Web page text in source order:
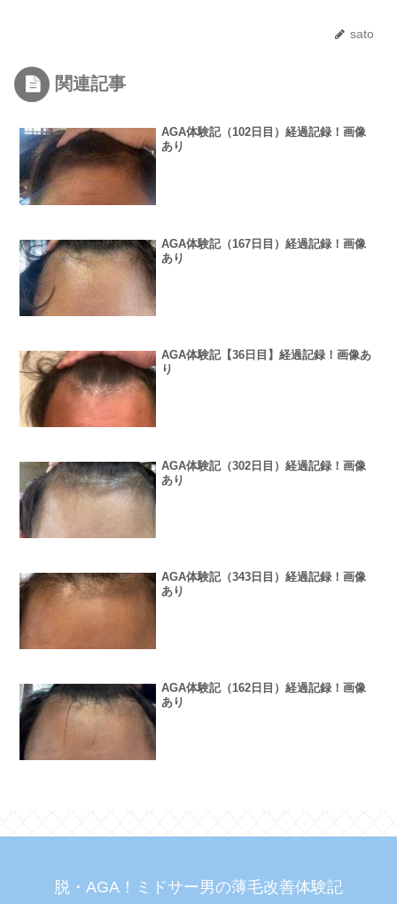
sato
関連記事
AGA体験記（102日目）経過記録！画像
あり
AGA体験記（167日目）経過記録！画像
あり
AGA体験記【36日目】経過記録！画像あ
り
AGA体験記（302日目）経過記録！画像
あり
AGA体験記（343日目）経過記録！画像
あり
AGA体験記（162日目）経過記録！画像
あり
脱・AGA！ミドサー男の薄毛改善体験記